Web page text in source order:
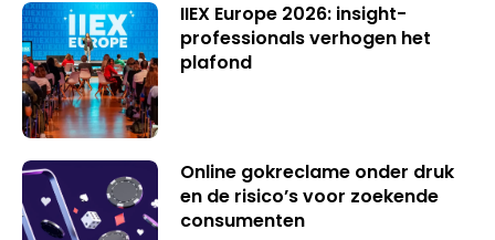
IIEX Europe 2026: insight-
professionals verhogen het
plafond
Online gokreclame onder druk
en de risico’s voor zoekende
consumenten